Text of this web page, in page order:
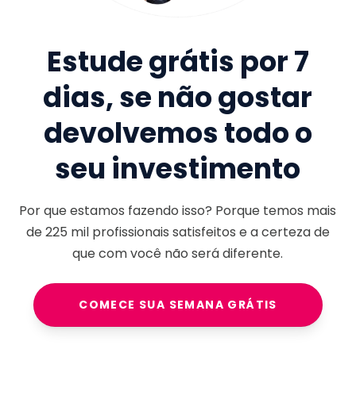
Estude grátis por 7
dias, se não gostar
devolvemos todo o
seu investimento
Por que estamos fazendo isso? Porque temos mais
de225 milprofissionais satisfeitos e a certeza de
que com você não será diferente.
COMECE SUA SEMANA GRÁTIS